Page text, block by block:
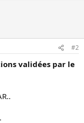
#2
validées par le